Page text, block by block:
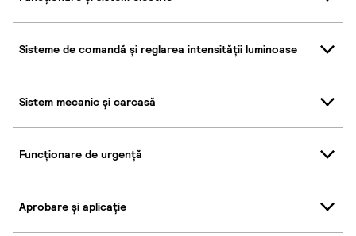
Sisteme de comandă și reglarea intensității luminoase
Sistem mecanic și carcasă
Funcționare de urgență
Aprobare și aplicație